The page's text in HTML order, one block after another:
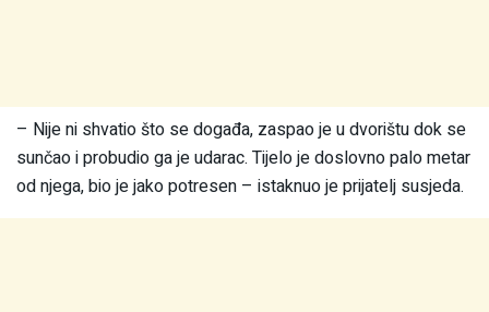
– Nije ni shvatio što se događa, zaspao je u dvorištu dok se
sunčao i probudio ga je udarac. Tijelo je doslovno palo metar
od njega, bio je jako potresen – istaknuo je prijatelj susjeda.